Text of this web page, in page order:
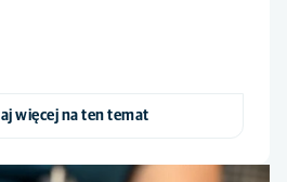
więcej na ten temat